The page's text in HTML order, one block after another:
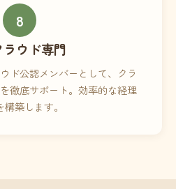
8
ラウド専門
ド公認メンバーとして、クラ
徹底サポート。効率的な経理
築します。